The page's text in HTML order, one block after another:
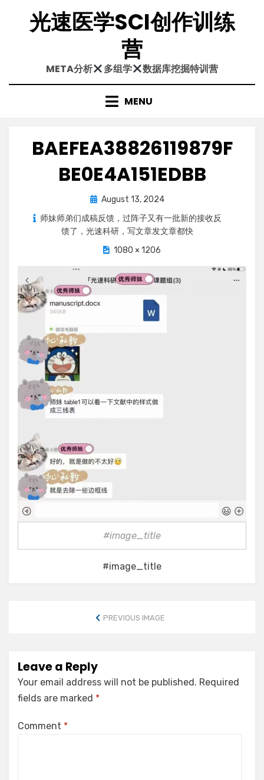
content光速医学SCI创作训练
营
META分析 多组学 数据库挖掘特训营
MENU
BAEFEA38826119879F
BE0E4A151EDBB
Posted
on
August 13, 2024
师妹师弟们成稿反馈，过阵子又有一批新的接收反
馈了，光速科研，写文章发文章都快
1080 × 1206
#image_title
#image_title
PREVIOUS IMAGE
Leave a Reply
Your email address will not be published. Required
fields are marked *
Comment *